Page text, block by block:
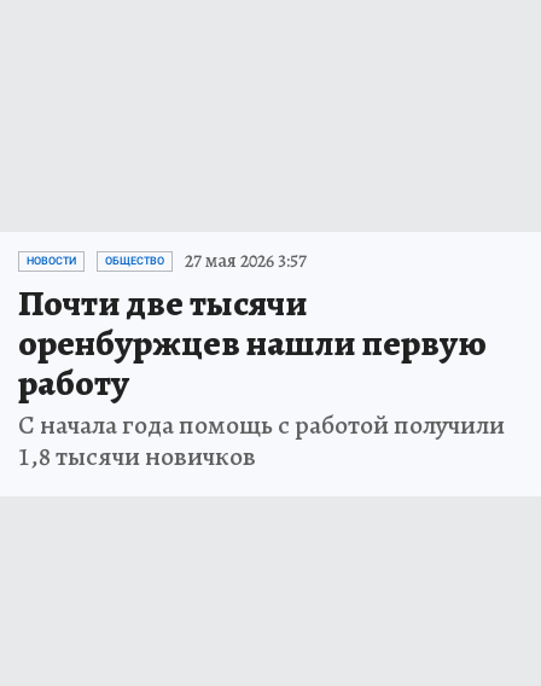
НОВОСТИ ОБЩЕСТВО 27 мая 2026 3:57
Почти две тысячи
оренбуржцев нашли первую
работу
С начала года помощь с работой получили
1,8 тысячи новичков